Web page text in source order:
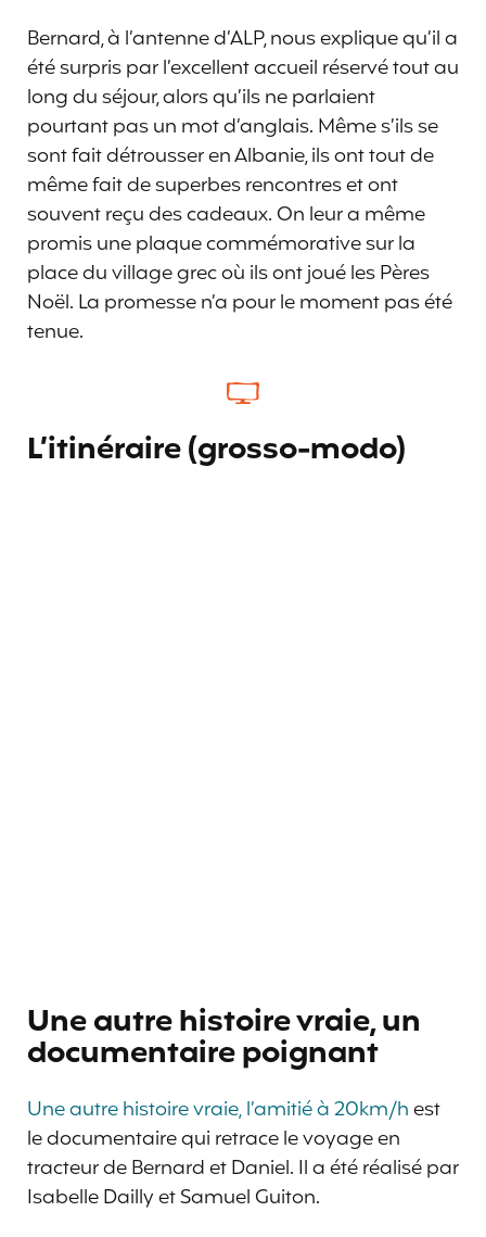
Bernard, à l’antenne d’ALP, nous explique qu’il a
été surpris par l’excellent accueil réservé tout au
long du séjour, alors qu’ils ne parlaient
pourtant pas un mot d’anglais. Même s’ils se
sont fait détrousser en Albanie, ils ont tout de
même fait de superbes rencontres et ont
souvent reçu des cadeaux. On leur a même
promis une plaque commémorative sur la
place du village grec où ils ont joué les Pères
Noël. La promesse n’a pour le moment pas été
tenue.
L’itinéraire (grosso-modo)
Une autre histoire vraie, un
documentaire poignant
Une autre histoire vraie, l’amitié à 20km/hest
le documentaire qui retrace le voyage en
tracteur de Bernard et Daniel. Il a été réalisé par
Isabelle Dailly et Samuel Guiton.